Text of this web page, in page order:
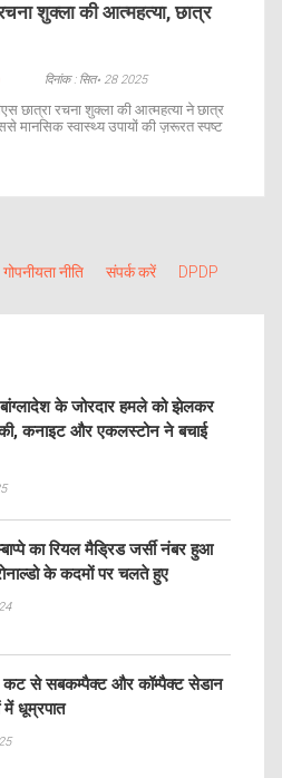
शुक्ला की आत्महत्या, छात्र
दिनांक : सित॰ 28 2025
छात्रा रचना शुक्ला की आत्महत्या ने छात्र
मानसिक स्वास्थ्य उपायों की ज़रूरत स्पष्ट
गोपनीयता नीति संपर्क करें DPDP
के जोरदार हमले को झेलकर
कनाइट और एकलस्टोन ने बचाई
का रियल मैड्रिड जर्सी नंबर हुआ
के कदमों पर चलते हुए
से सबकम्पैक्ट और कॉम्पैक्ट सेडान
में धूम्रपात